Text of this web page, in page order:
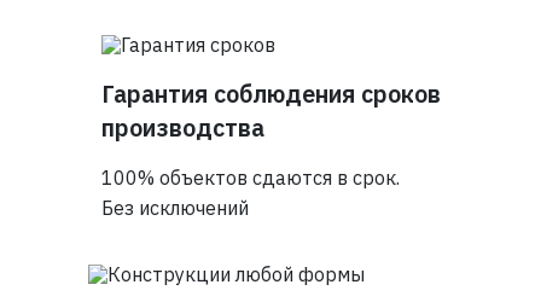
Гарантия соблюдения сроков
производства
100% объектов сдаются в срок.
Без исключений